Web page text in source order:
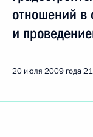
отношений в
и
20 июля 2009 года